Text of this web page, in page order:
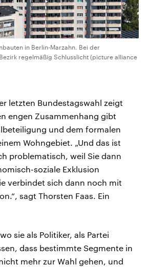
in Berlin-Marzahn. Bei der
regelmäßig Schlusslicht (picture alliance
letzten Bundestagswahl zeigt
engen Zusammenhang gibt
und dem formalen
Wohngebiet. „Und das ist
problematisch, weil Sie dann
soziale Exklusion
verbindet sich dann noch mit
sagt Thorsten Faas. Ein
sie als Politiker, als Partei
dass bestimmte Segmente in
mehr zur Wahl gehen, und